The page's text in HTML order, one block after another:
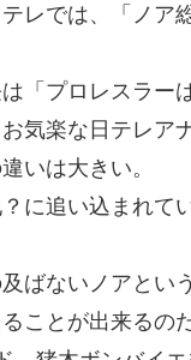
レでは、「ノア
「プロレスラー
気楽な日テレア
いは大きい。
に追い込まれて
ばないノアとい
ことが出来るの